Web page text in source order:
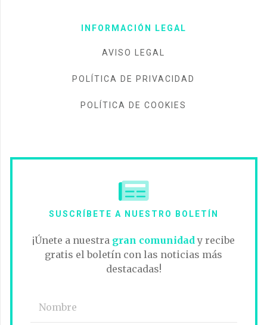
INFORMACIÓN LEGAL
AVISO LEGAL
POLÍTICA DE PRIVACIDAD
POLÍTICA DE COOKIES
SUSCRÍBETE A NUESTRO BOLETÍN
¡Únete a nuestra gran comunidad y recibe
gratis el boletín con las noticias más
destacadas!